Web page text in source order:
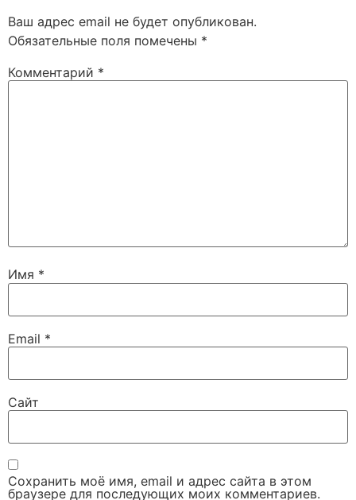
Ваш адрес email не будет опубликован.
Обязательные поля помечены *
Комментарий *
Имя *
Email *
Сайт
Сохранить моё имя, email и адрес сайта в этом
браузере для последующих моих комментариев.